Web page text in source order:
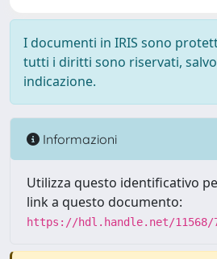
I documenti in IRIS sono
tutti i diritti sono riservati,
indicazione.
Informazioni
Utilizza questo identificativo
link a questo documento:
https://hdl.handle.net/11568/